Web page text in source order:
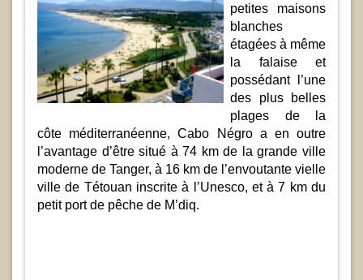
petites maisons
blanches
étagées à même
la falaise et
possédant l’une
des plus belles
plages de la
côte méditerranéenne, Cabo Négro a en outre
l’avantage d’être situé à 74 km de la grande ville
moderne de Tanger, à 16 km de l’envoutante vielle
ville de Tétouan inscrite à l’Unesco, et à 7 km du
petit port de pêche de M’diq.